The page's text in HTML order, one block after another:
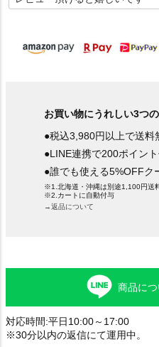
須
お買い物にうれしい3つ
●税込3,980円以上で送
●LINE連携で200ポイン
●誰でも使える5%OFF
※1.北海道・沖縄は別途1,100円送
※2.カートに自動付与
→返品について
商品に
対応時間:平日10:00～17:00
※30分以内の返信にて運用中。